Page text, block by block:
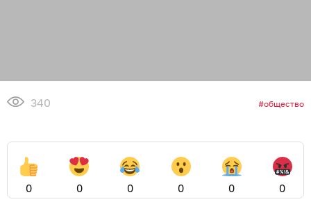
340 общество
0 0 0 0 0 0